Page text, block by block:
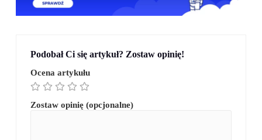
Podobał Ci się artykuł? Zostaw opinię!
Ocena artykułu
Zostaw opinię (opcjonalne)